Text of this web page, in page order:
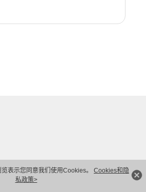
表示您同意我们使用Cookies。 Cookies和隐
私政策>